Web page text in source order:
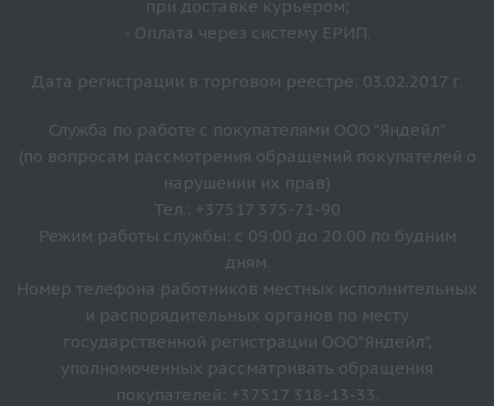
при доставке курьером;
- Оплата через систему ЕРИП.
Дата регистрации в торговом реестре: 03.02.2017 г.
Служба по работе с покупателями ООО "Яндейл"
(по вопросам рассмотрения обращений покупателей о
нарушении их прав)
Тел.: +37517 375-71-90
Режим работы службы: с 09:00 до 20:00 по будним
дням.
Номер телефона работников местных исполнительных
и распорядительных органов по месту
государственной регистрации ООО"Яндейл",
уполномоченных рассматривать обращения
покупателей: +37517 318-13-33.